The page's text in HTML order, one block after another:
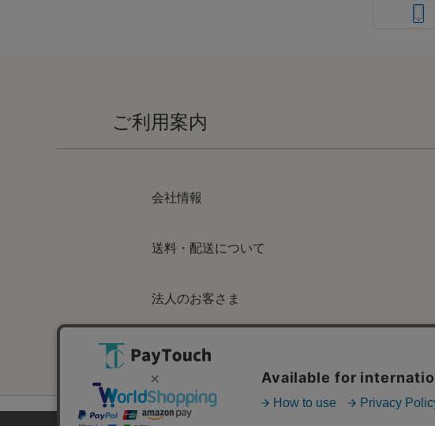
ご利用案内
会社情報
送料・配送について
法人のお客さま